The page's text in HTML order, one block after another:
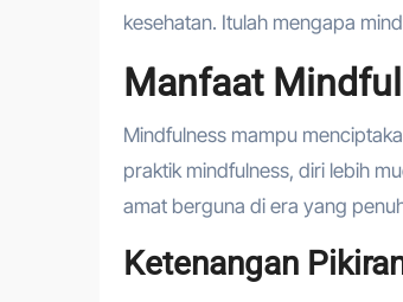
kesehatan. Itulah mengapa
Manfaat
Mindfulness mampu
praktik mindfulness, diri lebih
amat berguna di era yang
Ketenangan